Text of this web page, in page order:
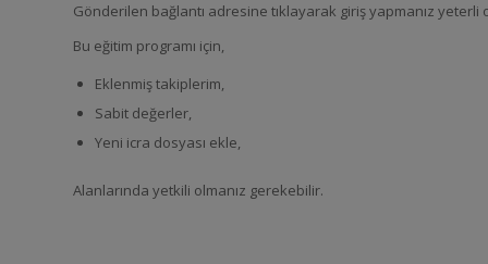
Gönderilen bağlantı adresine tıklayarak giriş yapmanız yeterli
Bu eğitim programı için,
Eklenmiş takiplerim,
Sabit değerler,
Yeni icra dosyası ekle,
Alanlarında yetkili olmanız gerekebilir.